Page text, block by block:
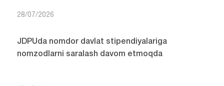
28/07/2026
JDPUda nomdor davlat stipendiyalariga
nomzodlarni saralash davom etmoqda